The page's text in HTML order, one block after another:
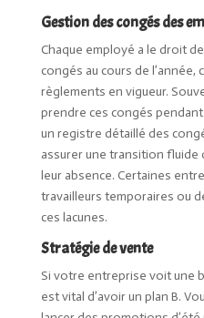
Gestion des congés des
Chaque employé a le droit
congés au cours de
règlements en vigueur.
prendre ces congés
un registre détaillé des
assurer une transition
leur absence. Certaines
travailleurs temporaires ou
ces lacunes.
Stratégie de vente
Si votre entreprise voit une
est vital d’avoir un plan B.